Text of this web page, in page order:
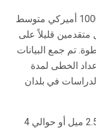
متقدمين قليلاً على
عند 5340 خطوة مقارنة بـ 4،912 خطوة. تم جمع البيانات
الخطى لمدة
في بلدان
الولايات المتحدة: 5،117 خطوة. هذا حوالي 2.5 ميل أو حوالي 4